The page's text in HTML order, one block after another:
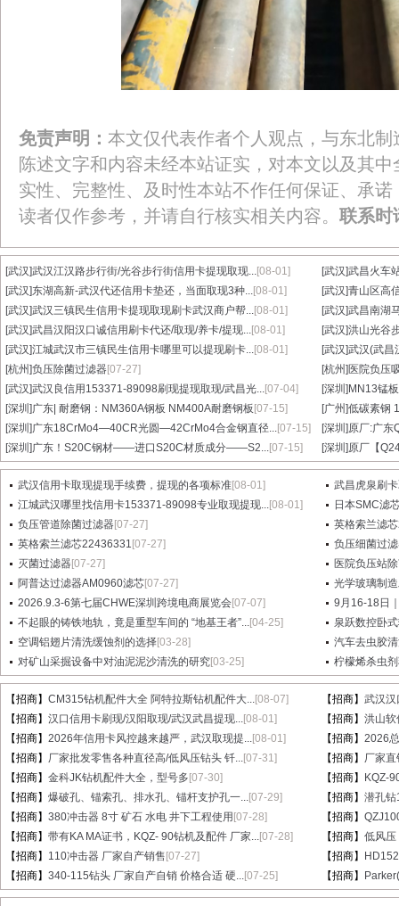
免责声明： 本文仅代表作者个人观点，与东北
陈述文字和内容未经本站证实，对本文以及其
实性、完整性、及时性本站不作任何保证、承
读者仅作参考，并请自行核实相关内容。 联系时
[武汉]武汉江汉路步行街/光谷步行街信用卡提现取现...[08-01] [武汉]武昌火车
[武汉]东湖高新-武汉代还信用卡垫还，当面取现3种...[08-01] [武汉]青山区高
[武汉]武汉三镇民生信用卡提现取现刷卡武汉商户帮...[08-01] [武汉]武昌南湖
[武汉]武昌汉阳汉口诚信用刷卡代还/取现/养卡/提现...[08-01] [武汉]洪山光谷
[武汉]江城武汉市三镇民生信用卡哪里可以提现刷卡...[08-01] [武汉]武汉(武昌
[杭州]负压除菌过滤器[07-27] [杭州] 医院负压
[武汉]武汉良信用153371-89098刷现提现取现/武昌光...[07-04] [深圳] MN13锰
[深圳]广东| 耐磨钢：NM360A钢板 NM400A耐磨钢板 [07-15] [广州]低碳素钢
[深圳]广东18CrMo4—40CR光圆—42CrMo4合金钢直径...[07-15] [深圳]原厂:广东
[深圳]广东！S20C钢材——进口S20C材质成分——S2...[07-15] [深圳]原厂【
武汉信用卡取现提现手续费，提现的各项标准[08-01]
武昌虎泉刷
江城武汉哪里找信用卡153371-89098专业取现提现...[08-01]
日本SMC滤
负压管道除菌过滤器[07-27]
英格索兰滤
英格索兰滤芯22436331 [07-27]
负压细菌过
灭菌过滤器[07-27]
医院负压站
阿普达过滤器AM0960滤芯[07-27]
光学玻璃制
2026.9.3-6第七届CHWE深圳跨境电商展览会[07-07]
9月16-18日
不起眼的铸铁地轨，竟是重型车间的 “地基王者”...[04-25]
泉跃数控卧
空调铝翅片清洗缓蚀剂的选择[03-28]
汽车去虫胶
对矿山采掘设备中对油泥泥沙清洗的研究[03-25] 柠檬烯杀虫
【招商】 CM315钻机配件大全 阿特拉斯钻机配件大...[08-07] 【招商】 武汉汉
【招商】 汉口信用卡刷现/汉阳取现/武汉武昌提现...[08-01] 【招商】 洪山
【招商】 2026年信用卡风控越来越严，武汉取现提...[08-01] 【招商】 2026
【招商】 厂家批发零售各种直径高/低风压钻头 钎...[07-31] 【招商】 厂家
【招商】 金科JK钻机配件大全，型号多 [07-30] 【招商】
KQZ-
【招商】 爆破孔、锚索孔、排水孔、锚杆支护孔一...[07-29] 【招商】 潜孔钻
【招商】 380冲击器 8寸 矿石 水电 井下工程使用 [07-28] 【招商】
【招商】 带有KA MA证书，KQZ- 90钻机及配件 厂家...[07-28] 【招商】 低风压
【招商】 110冲击器 厂家自产销售 [07-27] 【招商】
【招商】 340-115钻头 厂家自产自销 价格合适 硬...[07-25] 【招商】